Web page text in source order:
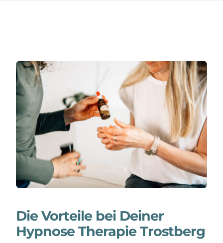
Die Vorteile bei Deiner
Hypnose Therapie Trostberg